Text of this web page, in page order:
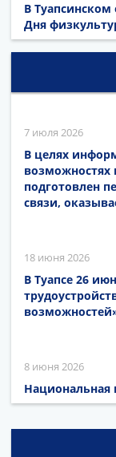
В
Дня
7 июля 2026
В целях
возможностях
подготовлен
связи,
18 июня 2026
В Туапсе 26
8 июня 2026